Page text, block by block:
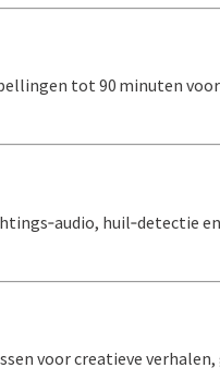
tot 90 minuten
huil‑detectie
voor creatieve